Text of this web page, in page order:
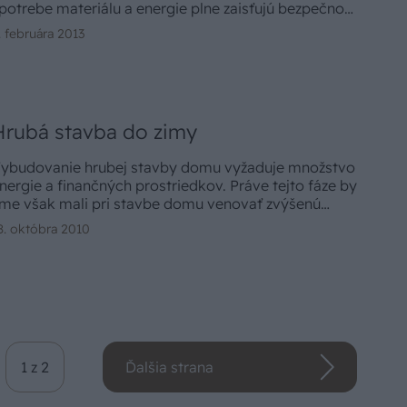
materiálu a energie plne zaisťujú bezpečnosť
a vylučujú jej deformácie. Každá stavba musí
februára 2013
stavba do zimy
hrubej stavby domu vyžaduje množstvo
a finančných prostriedkov. Práve tejto fáze by
však mali pri stavbe domu venovať zvýšenú
Nešetrime na kvalifikovanom stavebnom
októbra 2010
1 z 2 Ďalšia strana